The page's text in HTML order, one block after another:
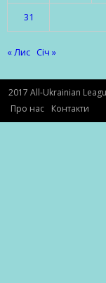
31
« Лис Січ »
2017 All-Ukrainian
Про нас
Контакти